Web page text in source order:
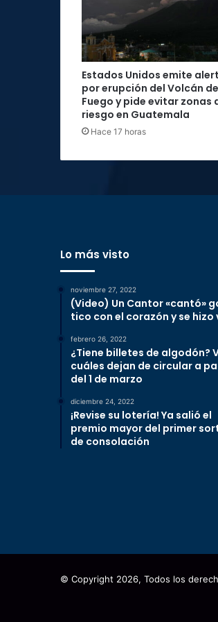
Estados Unidos emite
por erupción del Volcán de
Fuego y pide evitar zonas
riesgo en Guatemala
Hace 17 horas
Lo más visto
noviembre 27, 2022
(Video) Un Cantor «cantó»
tico con el corazón y se hizo
febrero 26, 2022
¿Tiene billetes de algodón?
cuáles dejan de circular a
del 1 de marzo
diciembre 24, 2022
¡Revise su lotería! Ya salió el
premio mayor del primer
de consolación
© Copyright 2026, Todos los